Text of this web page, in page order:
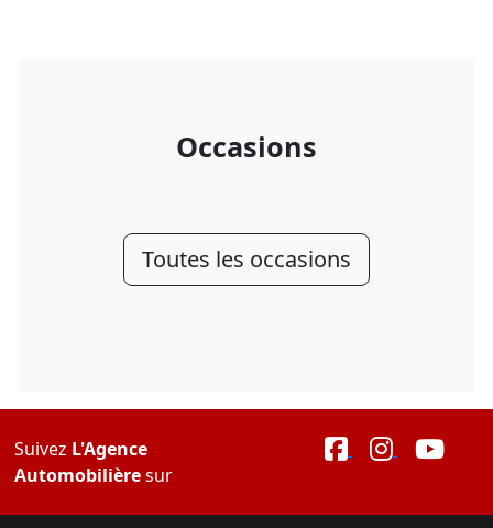
Occasions
Toutes les occasions
Suivez L'Agence
Automobilièresur